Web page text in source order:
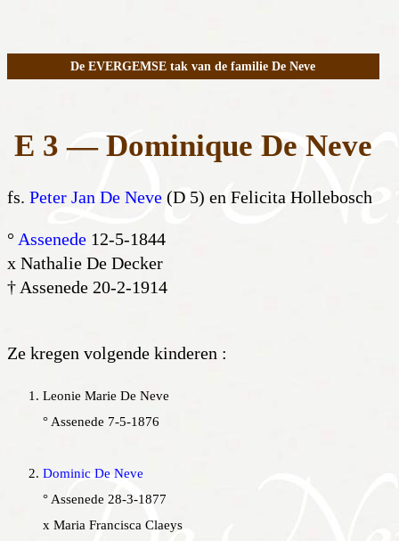
De EVERGEMSE tak van de familie De Neve
E 3 — Dominique De Neve
fs. Peter Jan De Neve (D 5) en Felicita Hollebosch
° Assenede 12-5-1844
x Nathalie De Decker
† Assenede 20-2-1914
Ze kregen volgende kinderen :
Leonie Marie De Neve
° Assenede 7-5-1876
Dominic De Neve
° Assenede 28-3-1877
x Maria Francisca Claeys